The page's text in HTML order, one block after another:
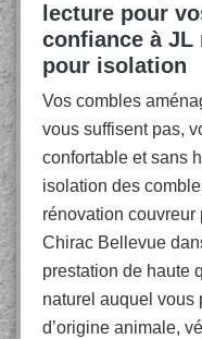
lecture pour
confiance à JL
pour isolation
Vos combles
vous suffisent pas,
confortable et sans
isolation des
rénovation
Chirac Bellevue
prestation de haute
naturel auquel vous
d’origine animale,